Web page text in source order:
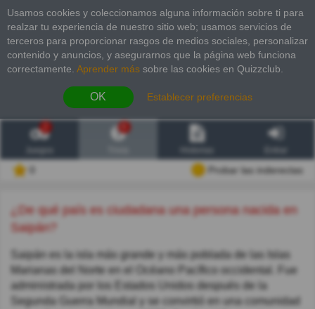
Usamos cookies y coleccionamos alguna información sobre ti para
realzar tu experiencia de nuestro sitio web; usamos servicios de
terceros para proporcionar rasgos de medios sociales, personalizar
contenido y anuncios, y asegurarnos que la página web funciona
correctamente. Aprender más sobre las cookies en Quizzclub.
OK Establecer preferencias
2
Probar las inderectas
¿De qué país es ciudadana una persona nacida en
Saipán?
Saipán es la isla más grande y más poblada de las Islas
Marianas del Norte en el Océano Pacífico occidental. Fue
administrada por los Estados Unidos después de la
Segunda Guerra Mundial y se convirtió en una comunidad